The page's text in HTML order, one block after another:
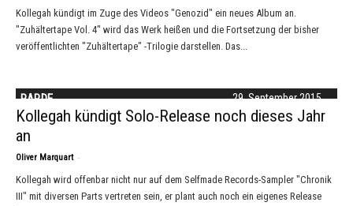
Kollegah kündigt im Zuge des Videos "Genozid" ein neues Album an.
"Zuhältertape Vol. 4" wird das Werk heißen und die Fortsetzung der bisher
veröffentlichten "Zuhältertape" -Trilogie darstellen. Das...
29. September 2015
RAP.DE
Kollegah kündigt Solo-Release noch dieses Jahr
an
Oliver Marquart -
Kollegah wird offenbar nicht nur auf dem Selfmade Records-Sampler "Chronik
III" mit diversen Parts vertreten sein, er plant auch noch ein eigenes Release